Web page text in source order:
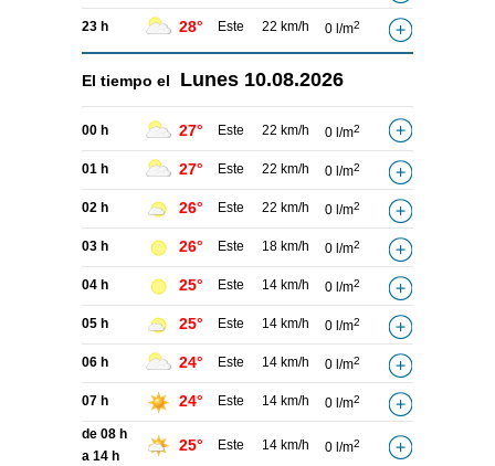
23 h 28° Este 22 km/h 0 l/m2
El tiempo el Lunes 10.08.2026
00 h 27° Este 22 km/h 0 l/m2
01 h 27° Este 22 km/h 0 l/m2
02 h 26° Este 22 km/h 0 l/m2
03 h 26° Este 18 km/h 0 l/m2
04 h 25° Este 14 km/h 0 l/m2
05 h 25° Este 14 km/h 0 l/m2
06 h 24° Este 14 km/h 0 l/m2
07 h 24° Este 14 km/h 0 l/m2
de 08 h
a 14 h
25° Este 14 km/h 0 l/m2